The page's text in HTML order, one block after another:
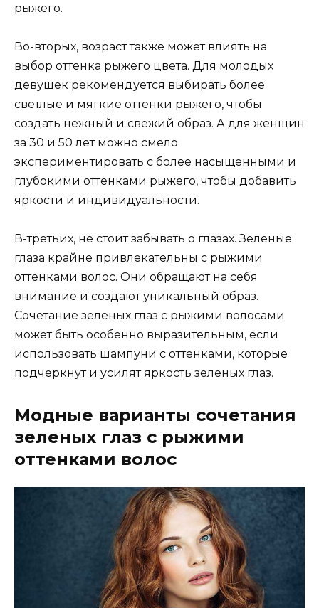
рыжего.
Во-вторых, возраст также может влиять на
выбор оттенка рыжего цвета. Для молодых
девушек рекомендуется выбирать более
светлые и мягкие оттенки рыжего, чтобы
создать нежный и свежий образ. А для женщин
за 30 и 50 лет можно смело
экспериментировать с более насыщенными и
глубокими оттенками рыжего, чтобы добавить
яркости и индивидуальности.
В-третьих, не стоит забывать о глазах. Зеленые
глаза крайне привлекательны с рыжими
оттенками волос. Они обращают на себя
внимание и создают уникальный образ.
Сочетание зеленых глаз с рыжими волосами
может быть особенно выразительным, если
использовать шампуни с оттенками, которые
подчеркнут и усилят яркость зеленых глаз.
Модные варианты сочетания
зеленых глаз с рыжими
оттенками волос